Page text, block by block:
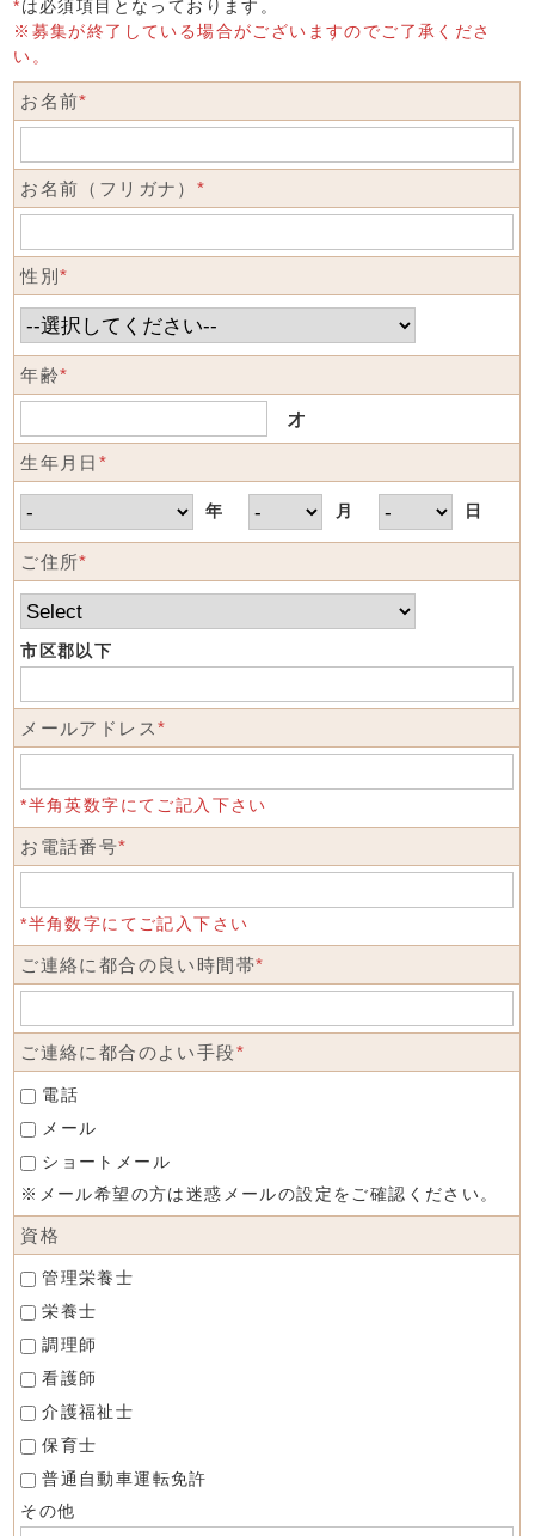
*は必須項目となっております。
※募集が終了している場合がございますのでご了承くださ
い。
お名前*
お名前（フリガナ） *
性別*
年齢*
才
生年月日 *
年 月 日
ご住所*
市区郡以下
メールアドレス*
*半角英数字にてご記入下さい
お電話番号*
*半角数字にてご記入下さい
ご連絡に都合の良い時間帯*
ご連絡に都合のよい手段*
電話
メール
ショートメール
※メール希望の方は迷惑メールの設定をご確認ください。
資格
管理栄養士
栄養士
調理師
看護師
介護福祉士
保育士
普通自動車運転免許
その他